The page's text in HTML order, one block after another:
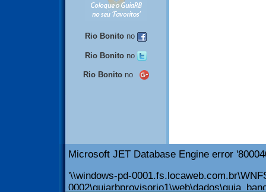
Rio Bonito no
Rio Bonito no
Rio Bonito no